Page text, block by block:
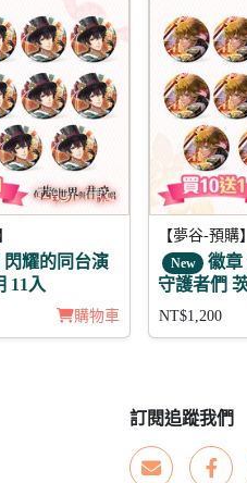
閃耀的同台演
11入
購物車
【夢谷-預購】
New
徽章
守護者們
NT$1,200
訂閱追蹤我們